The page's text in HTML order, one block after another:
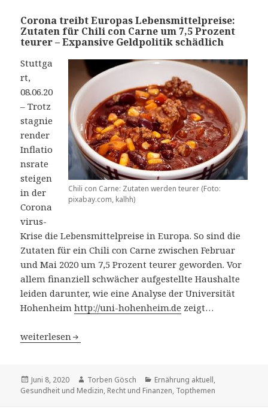
Corona treibt Europas Lebensmittelpreise:
Zutaten für Chili con Carne um 7,5 Prozent
teurer – Expansive Geldpolitik schädlich
Chili con Carne: Zutaten werden teurer (Foto:
pixabay.com, kalhh)
Stuttga
rt,
08.06.20
– Trotz
stagnie
render
Inflatio
nsrate
steigen
in der
Corona
virus-
Krise die Lebensmittelpreise in Europa. So sind die
Zutaten für ein Chili con Carne zwischen Februar
und Mai 2020 um 7,5 Prozent teurer geworden. Vor
allem finanziell schwächer aufgestellte Haushalte
leiden darunter, wie eine Analyse der Universität
Hohenheimhttp://uni-hohenheim.de zeigt…
Corona treibt Europas Lebensmittelpreise: Zutaten für
weiterlesen
Veröffentlicht
am
Juni 8, 2020 Autor
Torben Gösch Kategorien
Ernährung aktuell,
Gesundheit und Medizin, Recht und Finanzen, Topthemen